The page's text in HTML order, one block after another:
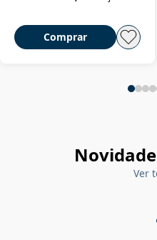
Comprar
Ver